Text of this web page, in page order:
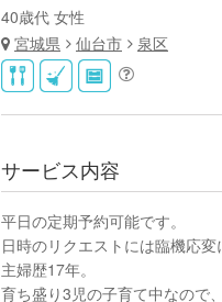
40歳代 女性
宮城県
仙台市 泉区
サービス内容
平日の定期予約可能です。
日時のリクエストには臨機応変
主婦歴17年。
育ち盛り3児の子育て中なので